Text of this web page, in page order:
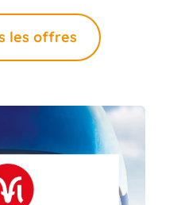
les offres